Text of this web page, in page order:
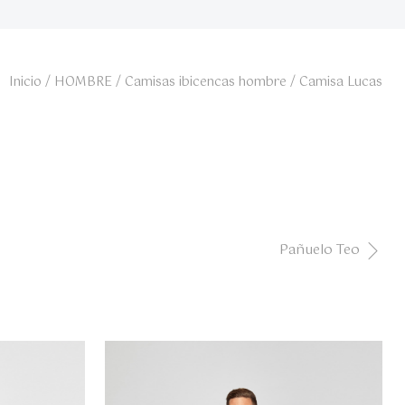
Inicio / HOMBRE / Camisas ibicencas hombre / Camisa Lucas
Pañuelo Teo